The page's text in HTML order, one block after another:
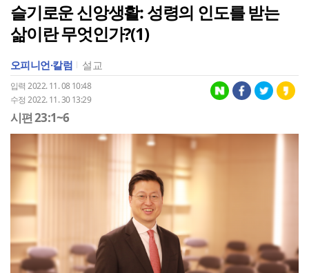
슬기로운 신앙생활: 성령의 인도를 받는
삶이란 무엇인가?(1)
오피니언·칼럼 설교
입력 2022. 11. 08 10:48
수정 2022. 11. 30 13:29
시편 23:1~6